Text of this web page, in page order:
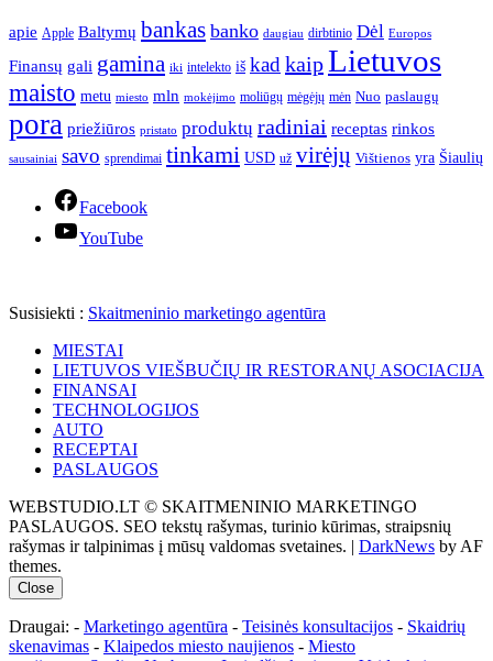
apie Apple Baltymų bankas banko daugiau dirbtinio Dėl Europos
Finansų gali gamina iki intelekto iš kad kaipLietuvos
maisto metu miesto mln mokėjimo moliūgų mėgėjų mėn Nuo paslaugų
pora priežiūros pristato produktų radiniai receptas rinkos
sausainiai savo sprendimai tinkami USD už virėjų Vištienos yra Šiaulių
Facebook
YouTube
Susisiekti : Skaitmeninio marketingo agentūra
MIESTAI
LIETUVOS VIEŠBUČIŲ IR RESTORANŲ ASOCIACIJA
FINANSAI
TECHNOLOGIJOS
AUTO
RECEPTAI
PASLAUGOS
WEBSTUDIO.LT © SKAITMENINIO MARKETINGO
PASLAUGOS. SEO tekstų rašymas, turinio kūrimas, straipsnių
rašymas ir talpinimas į mūsų valdomas svetaines. | DarkNews by AF
themes.
Close
Draugai: - Marketingo agentūra - Teisinės konsultacijos - Skaidrių
skenavimas - Klaipedos miesto naujienos - Miesto